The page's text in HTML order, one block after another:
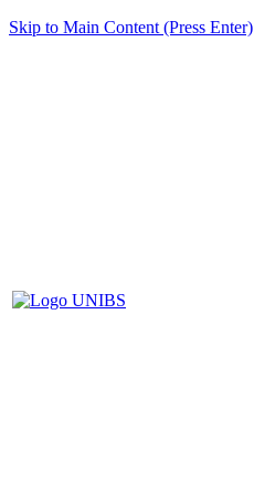
Skip to Main Content (Press Enter)